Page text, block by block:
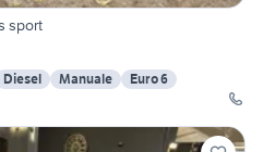
sport
Diesel Manuale
Euro 6